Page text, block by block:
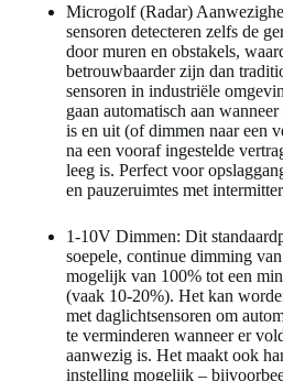
Microgolf (Radar)
sensoren detecteren zelfs de
door muren en obstakels,
betrouwbaarder zijn dan
sensoren in industriële
gaan automatisch aan
is en uit (of dimmen naar een
na een vooraf ingestelde
leeg is. Perfect voor
en pauzeruimtes met
1-10V Dimmen: Dit
soepele, continue dimming
mogelijk van 100% tot een
(vaak 10-20%). Het kan
met daglichtsensoren om
te verminderen wanneer er
aanwezig is. Het maakt ook
instelling mogelijk –